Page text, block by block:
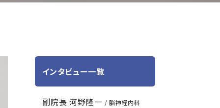
インタビュー一覧
副院長 河野隆一/ 脳神経内科